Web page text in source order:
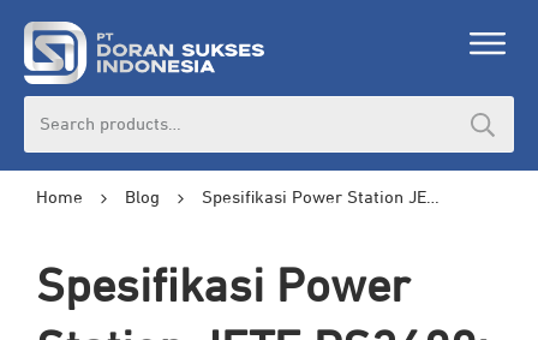
Home Blog Spesifikasi Power Station JETE PS3600: Berapa Watt? Cocok untuk Apa Saja?
Spesifikasi Power